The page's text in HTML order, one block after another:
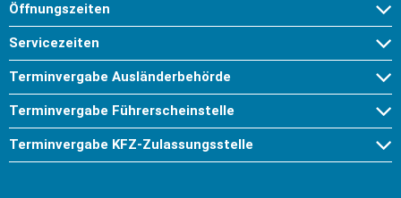
Öffnungszeiten
Servicezeiten
Terminvergabe Ausländerbehörde
Terminvergabe Führerscheinstelle
Terminvergabe KFZ-Zulassungsstelle